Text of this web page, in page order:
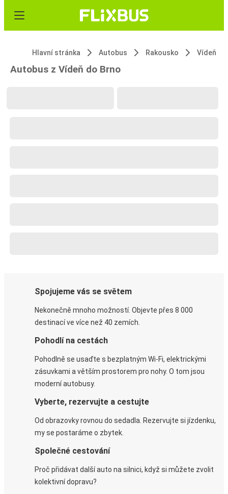
Hlavní stránka Autobus Rakousko Vídeň
Autobus z Vídeň do Brno
Spojujeme vás se světem
Nekonečně mnoho možností. Objevte přes 8 000
destinací ve více než 40 zemích.
Pohodlí na cestách
Pohodlně se usaďte s bezplatným Wi-Fi, elektrickými
zásuvkami a větším prostorem pro nohy. O tom jsou
moderní autobusy.
Vyberte, rezervujte a cestujte
Od obrazovky rovnou do sedadla. Rezervujte si jízdenku,
my se postaráme o zbytek.
Společné cestování
Proč přidávat další auto na silnici, když si můžete zvolit
kolektivní dopravu?